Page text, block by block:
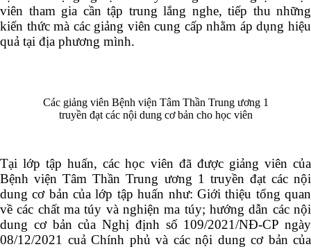
viên tham gia cần tập trung lắng nghe, tiếp thu những
kiến thức mà các giảng viên cung cấp nhằm áp dụng hiệu
quả tại địa phương mình.
Các giảng viên Bệnh viện Tâm Thần Trung ương 1
truyền đạt các nội dung cơ bản cho học viên
Tại lớp tập huấn, các học viên đã được giảng viên của
Bệnh viện Tâm Thần Trung ương 1 truyền đạt các nội
dung cơ bản của lớp tập huấn như: Giới thiệu tổng quan
về các chất ma túy và nghiện ma túy; hướng dẫn các nội
dung cơ bản của Nghị định số 109/2021/NĐ-CP ngày
08/12/2021 cuả Chính phủ và các nội dung cơ bản của